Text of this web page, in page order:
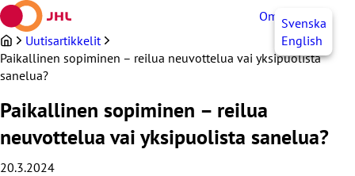
Siirry
sisältöön
OmaJHLSvenska
English
Uutisartikkelit
Paikallinen sopiminen – reilua neuvottelua vai yksipuolista
sanelua?
Paikallinen sopiminen – reilua
neuvottelua vai yksipuolista sanelua?
20.3.2024